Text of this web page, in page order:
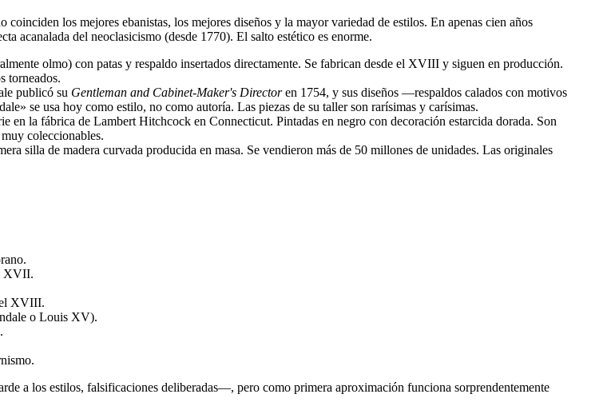
los mejores ebanistas, los mejores diseños y la mayor variedad de estilos. En apenas cien años
acanalada del neoclasicismo (desde 1770). El salto estético es enorme.
olmo) con patas y respaldo insertados directamente. Se fabrican desde el XVIII y siguen en producción.
torneados.
publicó su Gentleman and Cabinet-Maker's Directoren 1754, y sus diseños —respaldos calados con motivos
se usa hoy como estilo, no como autoría. Las piezas de su taller son rarísimas y carísimas.
en la fábrica de Lambert Hitchcock en Connecticut. Pintadas en negro con decoración estarcida dorada. Son
coleccionables.
silla de madera curvada producida en masa. Se vendieron más de 50 millones de unidades. Las originales
XVII.
XVIII.
o Louis XV).
a los estilos, falsificaciones deliberadas—, pero como primera aproximación funciona sorprendentemente